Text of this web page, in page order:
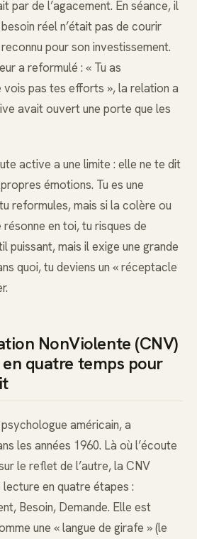
par de l’agacement. En séance, il
réel n’était pas de courir
pour son investissement.
a reformulé : « Tu as
vois pas tes efforts », la relation a
avait ouvert une porte que les
active a une limite : elle ne te dit
émotions. Tu es une
reformules, mais si la colère ou
en toi, tu risques de
puissant, mais il exige une grande
quoi, tu deviens un « réceptacle
NonViolente (CNV)
quatre temps pour
américain, a
les années 1960. Là où l’écoute
le reflet de l’autre, la CNV
en quatre étapes :
Besoin, Demande. Elle est
une « langue de girafe » (le